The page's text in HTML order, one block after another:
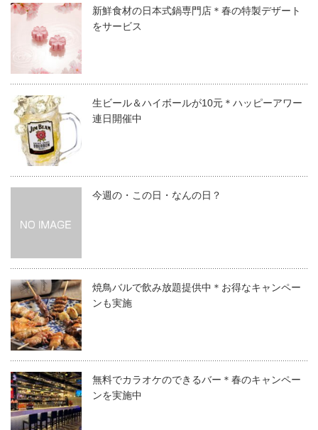
新鮮食材の日本式鍋専門店＊春の特製デザート
をサービス
生ビール＆ハイボールが10元＊ハッピーアワー
連日開催中
今週の・この日・なんの日？
焼鳥バルで飲み放題提供中＊お得なキャンペー
ンも実施
無料でカラオケのできるバー＊春のキャンペー
ンを実施中